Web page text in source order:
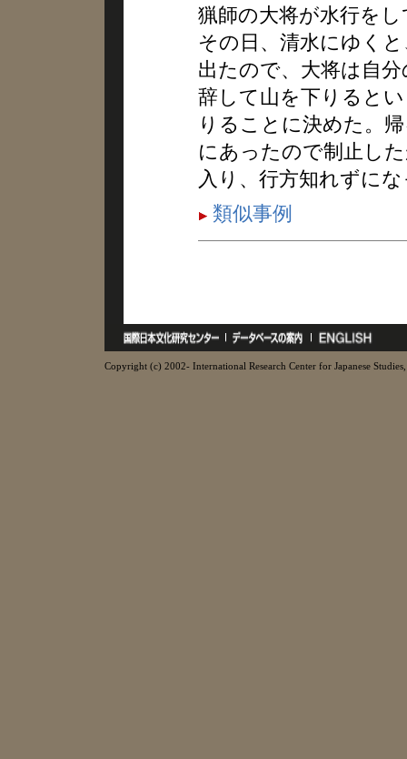
猟師の大将が水行を
その日、清水にゆく
出たので、大将は自
辞して山を下りると
りることに決めた。
にあったので制止し
入り、行方知れずに
類似事例
Copyright (c) 2002- International Research Center for Japanese